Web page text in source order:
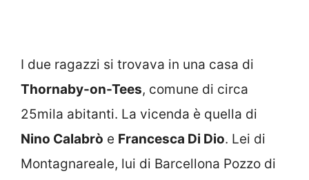
I due ragazzi si trovava in una casa di
Thornaby-on-Tees, comune di circa
25mila abitanti. La vicenda è quella di
Nino Calabrò e Francesca Di Dio. Lei di
Montagnareale, lui di Barcellona Pozzo di